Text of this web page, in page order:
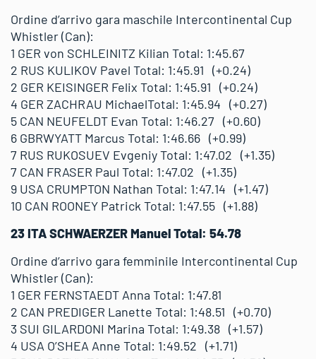
Ordine d’arrivo gara maschile Intercontinental Cup
Whistler (Can):
1 GER von SCHLEINITZ Kilian Total: 1:45.67
2 RUS KULIKOV Pavel Total: 1:45.91 (+0.24)
2 GER KEISINGER Felix Total: 1:45.91 (+0.24)
4 GER ZACHRAU MichaelTotal: 1:45.94 (+0.27)
5 CAN NEUFELDT Evan Total: 1:46.27 (+0.60)
6 GBRWYATT Marcus Total: 1:46.66 (+0.99)
7 RUS RUKOSUEV Evgeniy Total: 1:47.02 (+1.35)
7 CAN FRASER Paul Total: 1:47.02 (+1.35)
9 USA CRUMPTON Nathan Total: 1:47.14 (+1.47)
10 CAN ROONEY Patrick Total: 1:47.55 (+1.88)
23 ITA SCHWAERZER Manuel Total: 54.78
Ordine d’arrivo gara femminile Intercontinental Cup
Whistler (Can):
1 GER FERNSTAEDT Anna Total: 1:47.81
2 CAN PREDIGER Lanette Total: 1:48.51 (+0.70)
3 SUI GILARDONI Marina Total: 1:49.38 (+1.57)
4 USA O’SHEA Anne Total: 1:49.52 (+1.71)